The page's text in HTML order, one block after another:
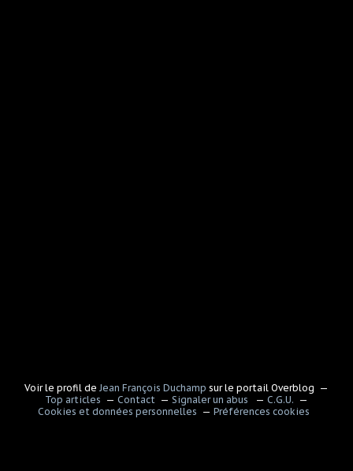
Voir le profil de Jean François Duchamp sur le portail Overblog
Top articles
Contact Signaler un abus
C.G.U.
Cookies et données personnelles
Préférences cookies